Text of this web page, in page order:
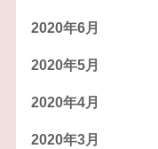
2020年6月
2020年5月
2020年4月
2020年3月